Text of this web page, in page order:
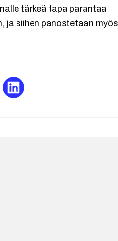
tärkeä tapa parantaa
ja siihen panostetaan myös